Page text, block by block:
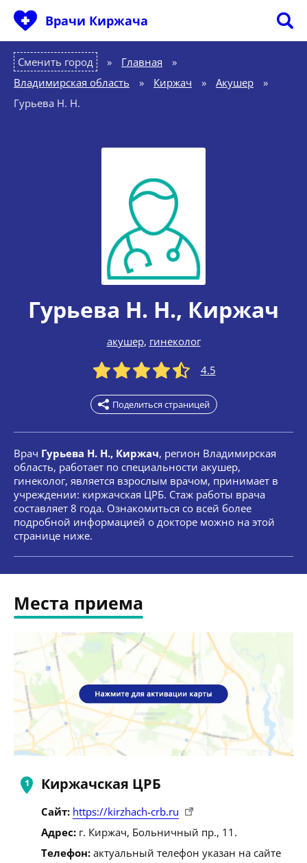
Врачи Киржача
Сменить город Главная
»
Владимирская область
» Киржач » Акушер
»
Гурьева Н. Н.
Гурьева Н. Н., Киржач
акушер, гинеколог
4.5
Поделиться страницей
Врач Гурьева Н. Н., Киржач, регион Владимирская
область, работает по специальности акушер,
гинеколог, является взрослым врачом, принимает в
учреждении: киржачская ЦРБ. Стаж работы врача
составляет 8 года. Ознакомиться со всей более
подробной информацией о докторе можно на этой
странице ниже.
Места приема
Киржачская ЦРБ
Сайт: https://kirzhach-crb.ru
Адрес: г. Киржач, Больничный пр., 11.
Телефон: актуальный телефон указан на сайте